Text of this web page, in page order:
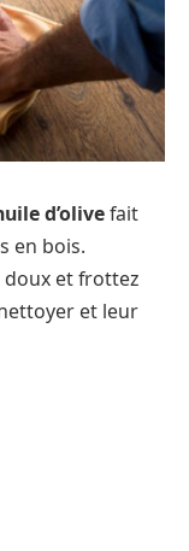
d’olivefait
en bois.
et frottez
et leur